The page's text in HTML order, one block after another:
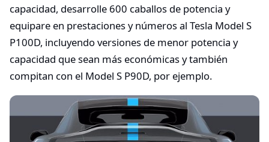
capacidad, desarrolle 600 caballos de potencia y
equipare en prestaciones y números al Tesla Model S
P100D, incluyendo versiones de menor potencia y
capacidad que sean más económicas y también
compitan con el Model S P90D, por ejemplo.